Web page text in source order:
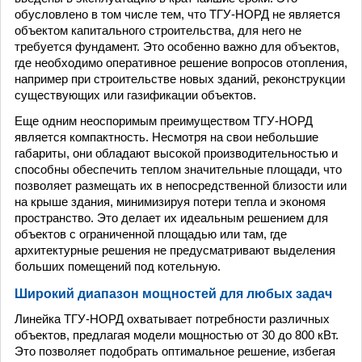
обусловлено в том числе тем, что ТГУ-НОРД не является
объектом капитального строительства, для него не
требуется фундамент. Это особенно важно для объектов,
где необходимо оперативное решение вопросов отопления,
например при строительстве новых зданий, реконструкции
существующих или газификации объектов.
Еще одним неоспоримым преимуществом ТГУ-НОРД
является компактность. Несмотря на свои небольшие
габариты, они обладают высокой производительностью и
способны обеспечить теплом значительные площади, что
позволяет размещать их в непосредственной близости или
на крыше здания, минимизируя потери тепла и экономя
пространство. Это делает их идеальным решением для
объектов с ограниченной площадью или там, где
архитектурные решения не предусматривают выделения
больших помещений под котельную.
Широкий диапазон мощностей для любых задач
Линейка ТГУ-НОРД охватывает потребности различных
объектов, предлагая модели мощностью от 30 до 800 кВт.
Это позволяет подобрать оптимальное решение, избегая